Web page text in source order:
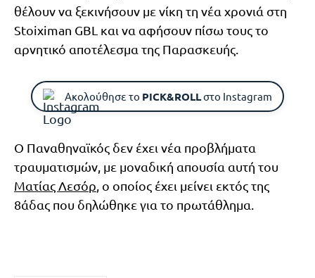
θέλουν να ξεκινήσουν με νίκη τη νέα χρονιά στη
Stoiximan GBL και να αφήσουν πίσω τους το
αρνητικό αποτέλεσμα της Παρασκευής.
Ακολούθησε το PICK&ROLLστο Instagram
Ο Παναθηναϊκός δεν έχει νέα προβλήματα
τραυματισμών, με μοναδική απουσία αυτή του
Ματίας Λεσόρ , ο οποίος έχει μείνει εκτός της
8άδας που δηλώθηκε για το πρωτάθλημα.